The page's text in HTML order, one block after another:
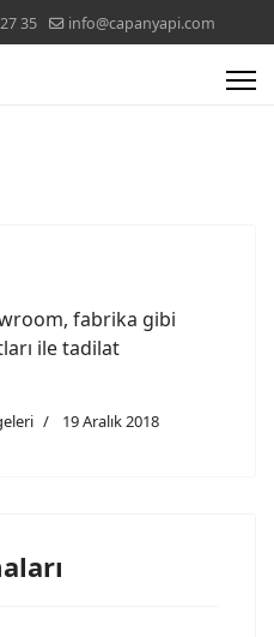
35 info@capanyapi.com
fabrika gibi
ile tadilat
19 Aralık 2018